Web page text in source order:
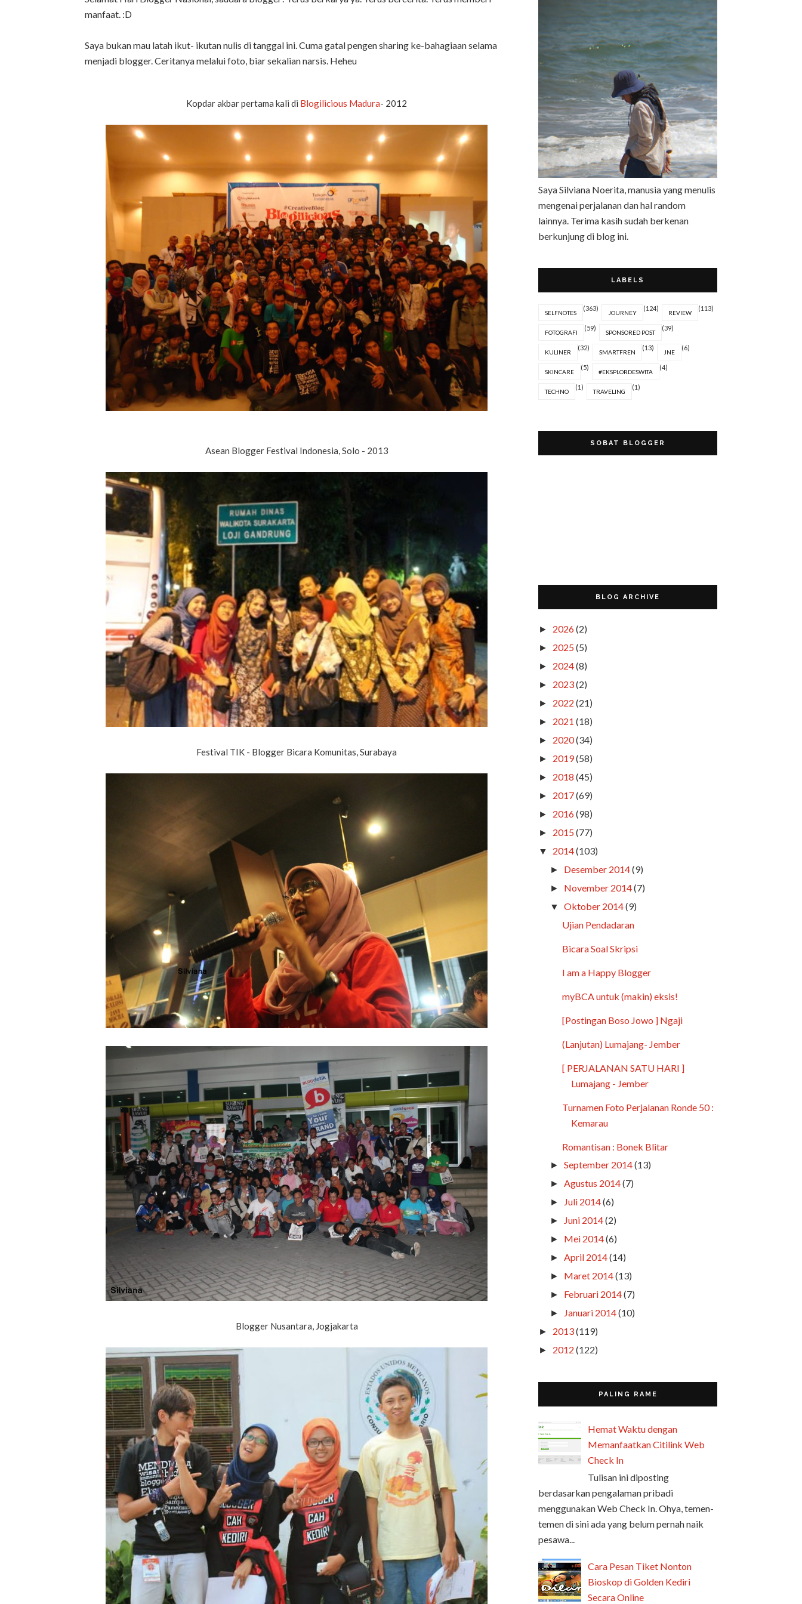
manfaat. :D
Saya bukan mau latah ikut- ikutan nulis di tanggal ini. Cuma gatal pengen sharing ke-bahagiaan selama
menjadi blogger. Ceritanya melalui foto, biar sekalian narsis. Heheu
Kopdar akbar pertama kali di Blogilicious Madura- 2012
Asean Blogger Festival Indonesia, Solo - 2013
Festival TIK - Blogger Bicara Komunitas, Surabaya
Blogger Nusantara, Jogjakarta
Saya Silviana Noerita, manusia yang menulis
mengenai perjalanan dan hal random
lainnya. Terima kasih sudah berkenan
berkunjung di blog ini.
LABELS
SELFNOTES
(363)
JOURNEY
(124)
REVIEW
(113)
FOTOGRAFI
(59)
SPONSORED POST
(39)
KULINER
(32)
SMARTFREN
(13)
JNE
(6)
SKINCARE
(5)
#EKSPLORDESWITA
(4)
TECHNO
(1)
TRAVELING
(1)
SOBAT BLOGGER
BLOG ARCHIVE
► 2026(2)
► 2025(5)
► 2024(8)
► 2023(2)
► 2022 (21)
► 2021 (18)
► 2020(34)
► 2019(58)
► 2018 (45)
► 2017(69)
► 2016(98)
► 2015(77)
▼ 2014(103)
► Desember 2014(9)
► November 2014(7)
▼ Oktober 2014(9)
Ujian Pendadaran
Bicara Soal Skripsi
I am a Happy Blogger
myBCA untuk (makin) eksis!
[Postingan Boso Jowo ] Ngaji
(Lanjutan) Lumajang- Jember
[ PERJALANAN SATU HARI ]
Lumajang - Jember
Turnamen Foto Perjalanan Ronde 50 :
Kemarau
Romantisan : Bonek Blitar
►September 2014(13)
►Agustus 2014(7)
► Juli 2014(6)
► Juni 2014(2)
► Mei 2014(6)
►April 2014(14)
► Maret 2014(13)
► Februari 2014(7)
► Januari 2014(10)
► 2013(119)
► 2012 (122)
PALING RAME
Hemat Waktu dengan
Memanfaatkan Citilink Web
Check In
Tulisan ini diposting
berdasarkan pengalaman pribadi
menggunakan Web Check In. Ohya, temen-
temen di sini ada yang belum pernah naik
pesawa...
Cara Pesan Tiket Nonton
Bioskop di Golden Kediri
Secara Online